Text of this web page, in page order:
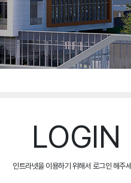
LOGIN
인트라넷을 이용하기 위해서 로그인 해주